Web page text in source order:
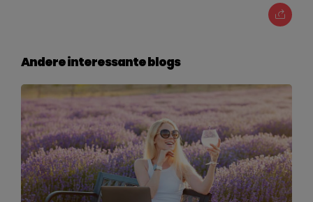
Andere interessante blogs